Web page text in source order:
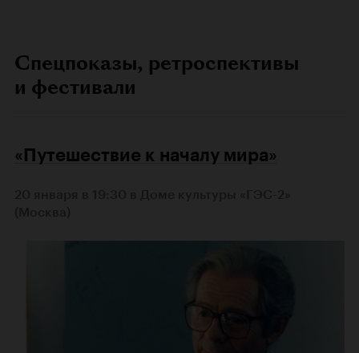
Спецпоказы, ретроспективы
и фестивали
«Путешествие к началу мира»